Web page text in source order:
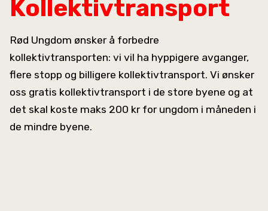
Kollektivtransport
Rød Ungdom ønsker å forbedre
kollektivtransporten: vi vil ha hyppigere avganger,
flere stopp og billigere kollektivtransport. Vi ønsker
oss gratis kollektivtransport i de store byene og at
det skal koste maks 200 kr for ungdom i måneden i
de mindre byene.